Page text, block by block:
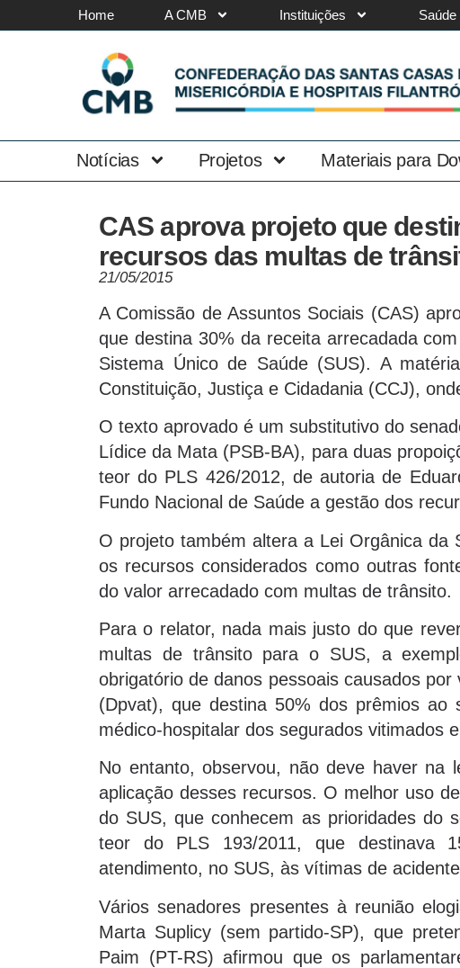
Home A CMB Instituições
Notícias Projetos Materiais para
CAS aprova projeto que
recursos das multas de
21/05/2015
A Comissão de Assuntos Sociais (CAS)
que destina 30% da receita arrecadada
Sistema Único de Saúde (SUS). A
Constituição, Justiça e Cidadania (CCJ),
O texto aprovado é um substitutivo do
Lídice da Mata (PSB-BA), para duas
teor do PLS 426/2012, de autoria de
Fundo Nacional de Saúde a gestão dos
O projeto também altera a Lei Orgânica da
os recursos considerados como outras
do valor arrecadado com multas de trânsito.
Para o relator, nada mais justo do que
multas de trânsito para o SUS, a
obrigatório de danos pessoais causados
(Dpvat), que destina 50% dos prêmios ao
médico-hospitalar dos segurados vitimados
No entanto, observou, não deve haver na
aplicação desses recursos. O melhor uso
do SUS, que conhecem as prioridades do
teor do PLS 193/2011, que destinava
atendimento, no SUS, às vítimas de
Vários senadores presentes à reunião
Marta Suplicy (sem partido-SP), que
Paim (PT-RS) afirmou que os